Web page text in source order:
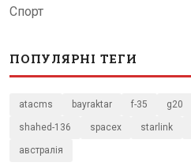
Спорт
ПОПУЛЯРНІ ТЕГИ
atacms bayraktar f-35 g20
shahed-136 spacex starlink
австралія